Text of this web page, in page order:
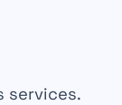
services.